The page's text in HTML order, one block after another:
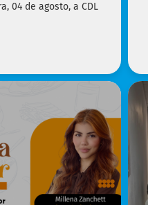
04 de agosto, a CDL